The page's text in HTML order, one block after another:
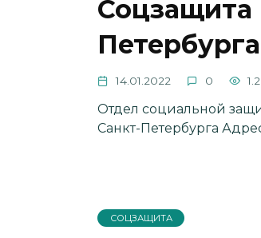
Соцзащита
Петербурга
14.01.2022 0
Отдел социальной
Санкт-Петербурга
СОЦЗАЩИТА